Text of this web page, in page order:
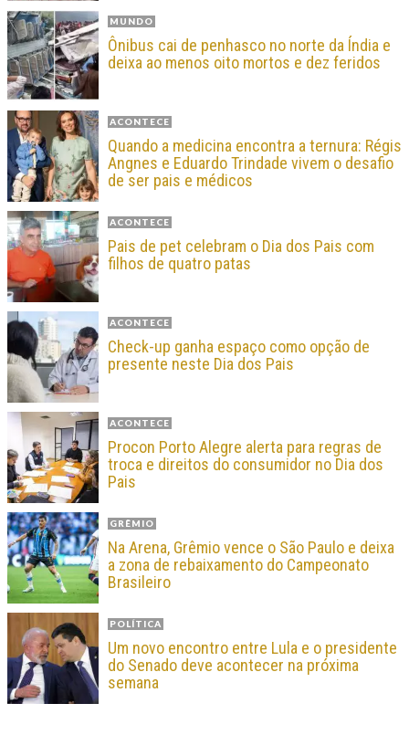
MUNDO
Ônibus cai de penhasco no norte da Índia e
deixa ao menos oito mortos e dez feridos
ACONTECE
Quando a medicina encontra a ternura: Régis
Angnes e Eduardo Trindade vivem o desafio
de ser pais e médicos
ACONTECE
Pais de pet celebram o Dia dos Pais com
filhos de quatro patas
ACONTECE
Check-up ganha espaço como opção de
presente neste Dia dos Pais
ACONTECE
Procon Porto Alegre alerta para regras de
troca e direitos do consumidor no Dia dos
Pais
GRÊMIO
Na Arena, Grêmio vence o São Paulo e deixa
a zona de rebaixamento do Campeonato
Brasileiro
POLÍTICA
Um novo encontro entre Lula e o presidente
do Senado deve acontecer na próxima
semana